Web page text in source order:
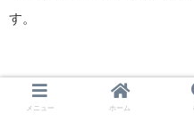
す。
※当日撮影されたお写真
メニュー ホーム